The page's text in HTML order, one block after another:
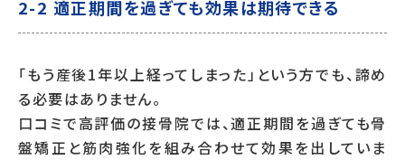
2-2 適正期間を過ぎても効果は期待できる
「もう産後1年以上経ってしまった」という方でも、諦め
る必要はありません。
口コミで高評価の接骨院では、適正期間を過ぎても骨
盤矯正と筋肉強化を組み合わせて効果を出していま